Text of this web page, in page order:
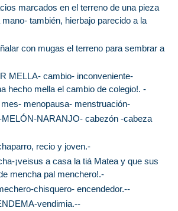
marcados en el terreno de una pieza
también, hierbajo parecido a la
con mugas el terreno para sembrar a
MELLA- cambio- inconveniente-
hecho mella el cambio de colegio!. -
menopausa- menstruación-
NARANJO- cabezón -cabeza
recio y joven.-
¡veisus a casa la tiá Matea y que sus
mencha pal menchero!.-
chisquero- encendedor.--
vendimia.--